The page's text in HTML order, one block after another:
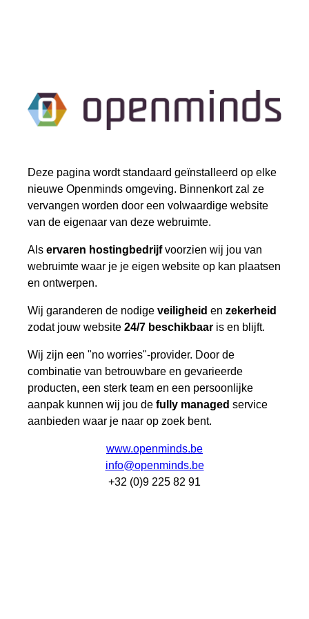
Deze pagina wordt standaard geïnstalleerd op elke
nieuwe Openminds omgeving. Binnenkort zal ze
vervangen worden door een volwaardige website
van de eigenaar van deze webruimte.
Als ervaren hostingbedrijfvoorzien wij jou van
webruimte waar je je eigen website op kan plaatsen
en ontwerpen.
Wij garanderen de nodige veiligheid en zekerheid
zodat jouw website 24/7 beschikbaar is en blijft.
Wij zijn een "no worries"-provider. Door de
combinatie van betrouwbare en gevarieerde
producten, een sterk team en een persoonlijke
aanpak kunnen wij jou de fully managed service
aanbieden waar je naar op zoek bent.
www.openminds.be
info@openminds.be
+32 (0)9 225 82 91